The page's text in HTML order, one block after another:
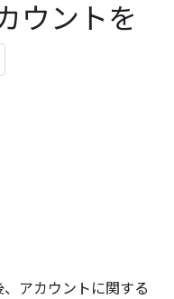
ウントを
、アカウントに関する